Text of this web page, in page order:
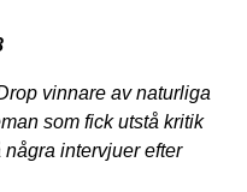
vinnare av naturliga
som fick utstå kritik
intervjuer efter